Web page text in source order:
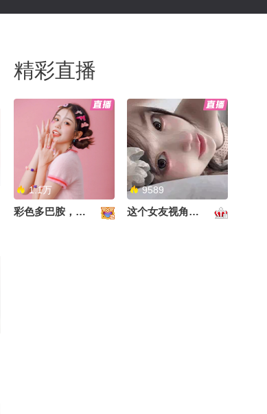
精彩直播
1.1万
彩色多巴胺，甜到心里啦！
9589
这个女友视角好治愈~